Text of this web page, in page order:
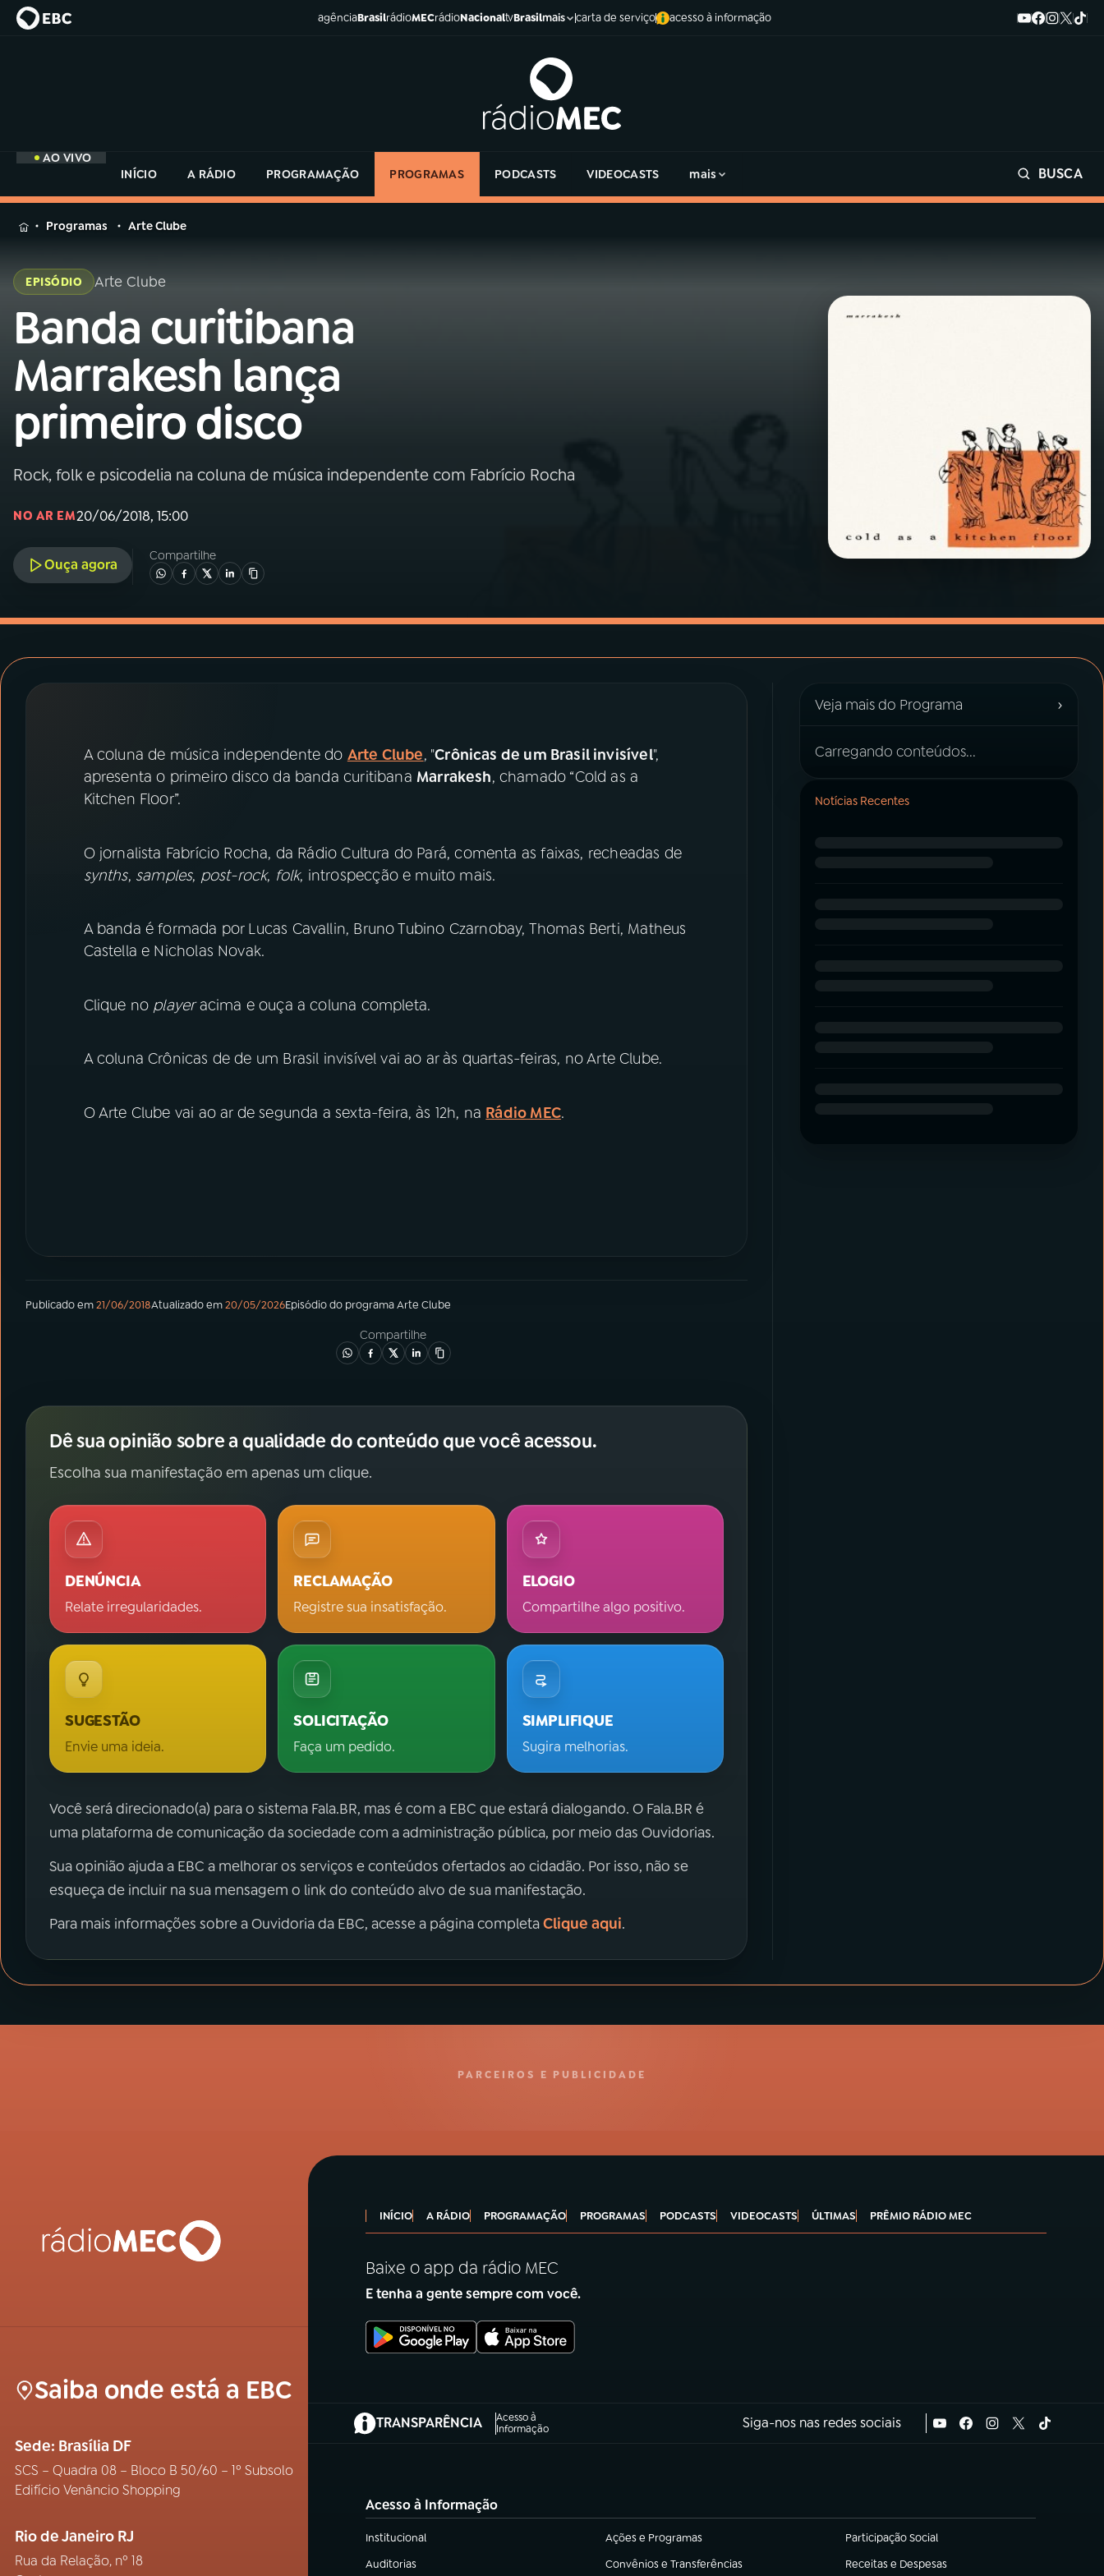
agênciaBrasilrádioMECrádioNacionaltvBrasilmais carta de serviço acesso à informação
AO VIVO
INÍCIO
A RÁDIO PROGRAMAÇÃO PROGRAMAS PODCASTS VIDEOCASTS mais BUSCA
MENU
Buscar
na
Rádio
MEC
AO VIVO
01INÍCIO
02A RÁDIO
03PROGRAMAÇÃO
PROGRAMAS
PRÊMIO RÁDIO MEC
ACOMPANHE A RÁDIO MEC
YouTube Facebook
Instagram X
na
Rádio
Programas Arte Clube
EPISÓDIO Arte Clube
Banda curitibana
Marrakesh lança
primeiro disco
Rock, folk e psicodelia na coluna de música independente com Fabrício Rocha
NO AR EM20/06/2018, 15:00
Ouça agora
Compartilhe
A coluna de música independente do Arte Clube, "Crônicas de um Brasil invisível",
apresenta o primeiro disco da banda curitibana Marrakesh, chamado “Cold as a
Kitchen Floor”.
O jornalista Fabrício Rocha, da Rádio Cultura do Pará, comenta as faixas, recheadas de
synths, samples, post-rock, folk, introspecção e muito mais.
A banda é formada por Lucas Cavallin, Bruno Tubino Czarnobay, Thomas Berti, Matheus
Castella e Nicholas Novak.
Clique no playeracima e ouça a coluna completa.
A coluna Crônicas de de um Brasil invisível vai ao ar às quartas-feiras, no Arte Clube.
O Arte Clube vai ao ar de segunda a sexta-feira, às 12h, na Rádio MEC.
Publicado em21/06/2018Atualizado em20/05/2026Episódiodo programaArte Clube
Compartilhe
Dê sua opinião sobre a qualidade do conteúdo que você acessou.
Escolha sua manifestação em apenas um clique.
DENÚNCIA
Relate irregularidades.
RECLAMAÇÃO
Registre sua insatisfação.
ELOGIO
Compartilhe algo positivo.
SUGESTÃO
Envie uma ideia.
SOLICITAÇÃO
Faça um pedido.
SIMPLIFIQUE
Sugira melhorias.
Você será direcionado(a) para o sistema Fala.BR, mas é com a EBC que estará dialogando. O Fala.BR é
uma plataforma de comunicação da sociedade com a administração pública, por meio das Ouvidorias.
Sua opinião ajuda a EBC a melhorar os serviços e conteúdos ofertados ao cidadão. Por isso, não se
esqueça de incluir na sua mensagem o link do conteúdo alvo de sua manifestação.
Para mais informações sobre a Ouvidoria da EBC, acesse a página completaClique aqui.
Veja mais do Programa ›
Carregando conteúdos...
Notícias Recentes
PARCEIROS E PUBLICIDADE
Saiba onde está a EBC
Sede: Brasília DF
SCS – Quadra 08 – Bloco B 50/60 – 1º Subsolo
Edifício Venâncio Shopping
Rio de Janeiro RJ
Rua da Relação, nº 18
INÍCIO A RÁDIO PROGRAMAÇÃO PROGRAMAS PODCASTS VIDEOCASTS ÚLTIMAS PRÊMIO RÁDIO MEC
Baixe o app da rádio MEC
E tenha a gente sempre com você.
TRANSPARÊNCIA
Acesso à
Informação
(abre em nova aba) Siga-nos nas redes sociais
Acesso à Informação
Institucional
(abre em nova aba) Ações e Programas
(abre em nova aba) Participação Social
(abre em nova aba)
Auditorias
(abre em nova aba) Convênios e Transferências
(abre em nova aba) Receitas e Despesas
(abre em nova aba)